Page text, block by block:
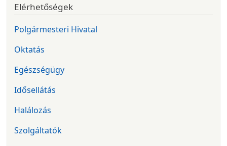
Elérhetőségek
Polgármesteri Hivatal
Oktatás
Egészségügy
Idősellátás
Halálozás
Szolgáltatók